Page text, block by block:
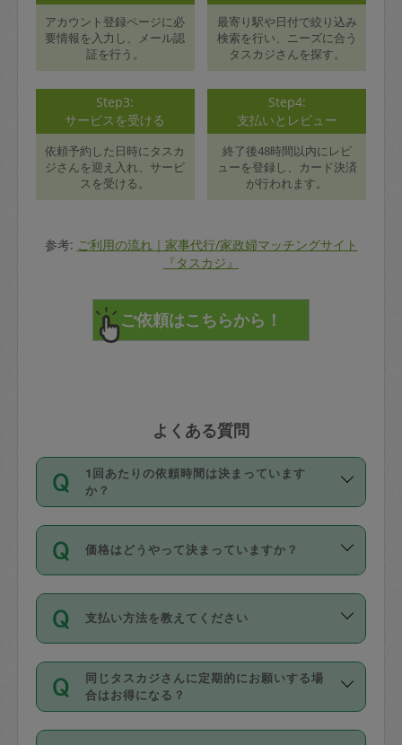
アカウント登録ページに必
要情報を入力し、メール認
証を行う。
最寄り駅や日付で絞り込み
検索を行い、ニーズに合う
タスカジさんを探す。
Step3:
サービスを受ける
依頼予約した日時にタスカ
ジさんを迎え入れ、サービ
スを受ける。
Step4:
支払いとレビュー
終了後48時間以内にレビ
ューを登録し、カード決済
が行われます。
参考: ご利用の流れ｜家事代行/家政婦マッチングサイト
『タスカジ』
よくある質問
1回あたりの依頼時間は決まっています
か？
依頼1回につき3時間固定です。3時間を
超えて依頼したい場合は、延長機能をご
利用ください。機能をご利用いただくに
の上事前申請することが必要です。な
お、3時間を下回っても、値引き等はござ
いません。
価格はどうやって決まっていますか？
11種類の価格帯の中からタスカジさん自
身が価格を選んで設定しています。
タスカジさんの価格設定には最初は制限
があり、レビュー件数、レビューの平均
値、などで除々に設定可能な最高額が上
がっていく仕組みになっています。
支払い方法を教えてください
お支払方法はクレジットカード（Visa／
Master／JCB／AMERICAN EXPRESS／
Diners Club）のみとなります。
同じタスカジさんに定期的にお願いする場
合はお得になる？
依頼には「スポット」と「定期（毎週｜